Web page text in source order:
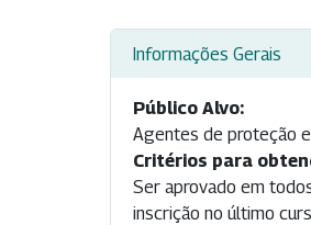
Informações Gerais
Público Alvo:
Agentes de proteção
Critérios para
Ser aprovado em
inscrição no último